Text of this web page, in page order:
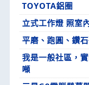
TOYOTA鋁圈
立式工作燈 照室
平磨、跑圓、鑽
我是一般社區，
噸